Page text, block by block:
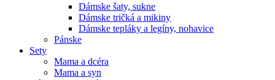
Dámske šaty, sukne
Dámske tričká a mikiny
Dámske tepláky a legíny, nohavice
Pánske
Sety
Mama a dcéra
Mama a syn